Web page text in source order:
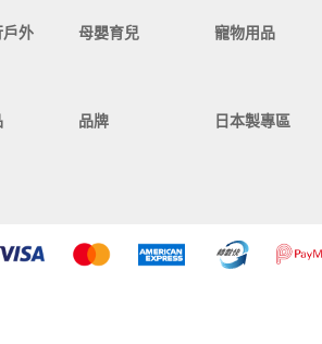
外 母嬰育兒 寵物用品
品牌 日本製專區